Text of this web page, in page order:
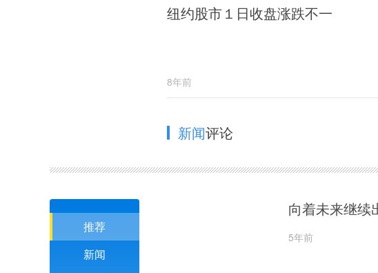
纽约股市１日收盘涨跌不一
8年前
新闻评论
推荐
新闻
向着未来继续
5年前